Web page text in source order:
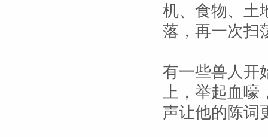
机、食物、土
落，再一次扫
有一些兽人开
上，举起血嚎
声让他的陈词